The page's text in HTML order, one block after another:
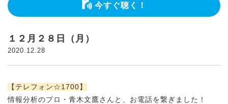
今すぐ聴く！
１２月２８日（月）
2020.12.28
【テレフォン☆1700】
情報分析のプロ・青木文鷹さんと、お電話を繋ぎました！